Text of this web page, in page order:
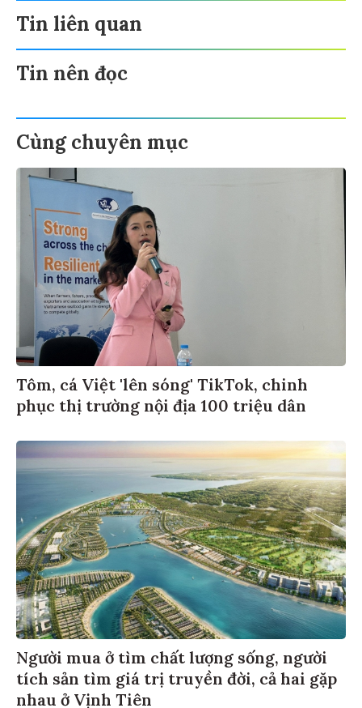
Tin liên quan
Tin nên đọc
Cùng chuyên mục
Tôm, cá Việt 'lên sóng' TikTok, chinh
phục thị trường nội địa 100 triệu dân
Người mua ở tìm chất lượng sống, người
tích sản tìm giá trị truyền đời, cả hai gặp
nhau ở Vịnh Tiên